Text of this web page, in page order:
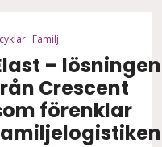
Familj
– lösningen
Crescent
förenklar